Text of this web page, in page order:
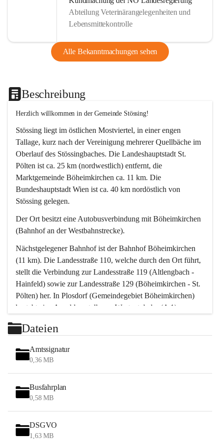
Abteilung Veterinärangelegenheiten und
Lebensmittekontrolle
Alle Bekanntmachungen sehen
Beschreibung
Herzlich willkommen in der Gemeinde Stössing!
Stössing liegt im östlichen Mostviertel, in einer engen
Tallage, kurz nach der Vereinigung mehrerer Quellbäche im
Oberlauf des Stössingbaches. Die Landeshauptstadt St.
Pölten ist ca. 25 km (nordwestlich) entfernt, die
Marktgemeinde Böheimkirchen ca. 11 km. Die
Bundeshauptstadt Wien ist ca. 40 km nordöstlich von
Stössing gelegen.
Der Ort besitzt eine Autobusverbindung mit Böheimkirchen
(Bahnhof an der Westbahnstrecke).
Nächstgelegener Bahnhof ist der Bahnhof Böheimkirchen
(11 km). Die Landesstraße 110, welche durch den Ort führt,
stellt die Verbindung zur Landesstraße 119 (Altlengbach -
Hainfeld) sowie zur Landesstraße 129 (Böheimkirchen - St.
Pölten) her. In Plosdorf (Gemeindegebiet Böheimkirchen)
besteht eine Anschlussstelle zur Westautobahn (A 1).
Wien erreicht man in ca. 45 Minuten.
Stössing zählt noch zum Naherholungsraum Wien sowie
zum Naherholungsraum St. Pölten. Viele Bauernhöfe hatten
„ihre Wiener“. Seit 1960 bauten viele Wiener
Wochenendhäuser im Gemeindegebiet. Wegen des
waldreichen Jagdgebietes haben viele Jagdpächter ihre
Das Wandern ist aus touristischer Sicht die bedeutendste
Tätigkeit. Das hügelige Gebiet mit Wanderwegen durch
Dateien
Amtssignatur
0,36 MB
Busfahrplan
0,58 MB
DSGVO
1,63 MB